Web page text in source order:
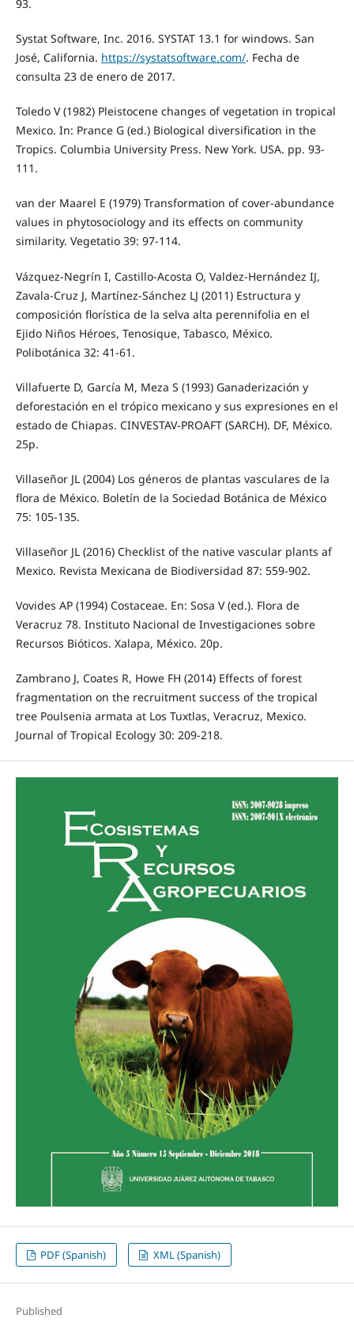
93.
Systat Software, Inc. 2016. SYSTAT 13.1 for windows. San
José, California. https://systatsoftware.com/. Fecha de
consulta 23 de enero de 2017.
Toledo V (1982) Pleistocene changes of vegetation in tropical
Mexico. In: Prance G (ed.) Biological diversification in the
Tropics. Columbia University Press. New York. USA. pp. 93-
111.
van der Maarel E (1979) Transformation of cover-abundance
values in phytosociology and its effects on community
similarity. Vegetatio 39: 97-114.
Vázquez-Negrín I, Castillo-Acosta O, Valdez-Hernández IJ,
Zavala-Cruz J, Martínez-Sánchez LJ (2011) Estructura y
composición florística de la selva alta perennifolia en el
Ejido Niños Héroes, Tenosique, Tabasco, México.
Polibotánica 32: 41-61.
Villafuerte D, García M, Meza S (1993) Ganaderización y
deforestación en el trópico mexicano y sus expresiones en el
estado de Chiapas. CINVESTAV-PROAFT (SARCH). DF, México.
25p.
Villaseñor JL (2004) Los géneros de plantas vasculares de la
flora de México. Boletín de la Sociedad Botánica de México
75: 105-135.
Villaseñor JL (2016) Checklist of the native vascular plants af
Mexico. Revista Mexicana de Biodiversidad 87: 559-902.
Vovides AP (1994) Costaceae. En: Sosa V (ed.). Flora de
Veracruz 78. Instituto Nacional de Investigaciones sobre
Recursos Bióticos. Xalapa, México. 20p.
Zambrano J, Coates R, Howe FH (2014) Effects of forest
fragmentation on the recruitment success of the tropical
tree Poulsenia armata at Los Tuxtlas, Veracruz, Mexico.
Journal of Tropical Ecology 30: 209-218.
PDF (Spanish) XML (Spanish)
Published